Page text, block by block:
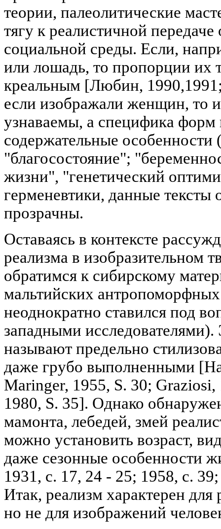
теории, палеолитические
тягу к реалистичной
социальной среды. Если,
или лошадь, то пропорции их
креальным [Любин,
если изображали женщин, то
узнаваемы, а специфика форм
содержательные
"благосостояние";
жизни", "генетический
герменевтики, данные тексты
прозрачны.
Оставаясь в контексте
реализма в изобразительном
обратимся к сибирскому
мальтийских
неоднократно ставился под
западными исследователями).
называют предельно
даже грубо выполненными
Maringer, 1955, S. 30;
1980, S. 35]. Однако
мамонта, лебедей, змей
можно установить возраст,
даже сезонные особенности
1931, с. 17, 24 - 25; 1958, с.
Итак, реализм характерен
но не для изображений